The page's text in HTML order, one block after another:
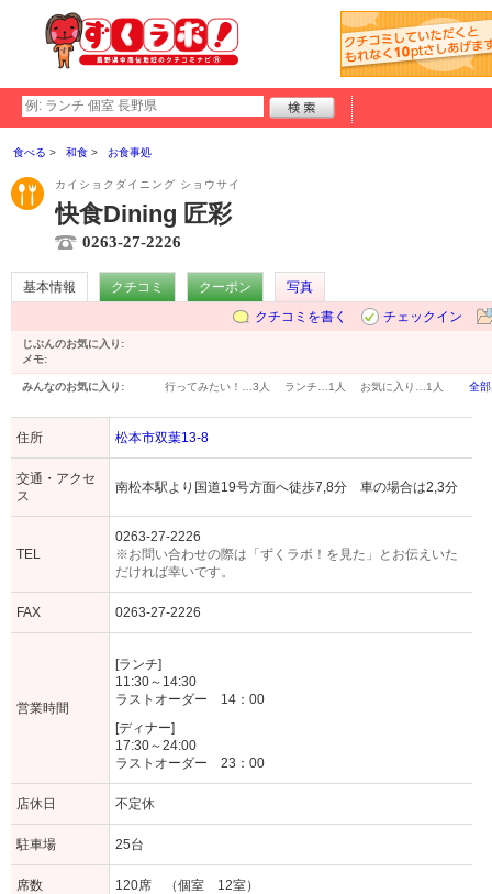
食べる 和食 お食事処
カイショクダイニング ショウサイ
快食Dining 匠彩
0263-27-2226
基本情報 クチコミ クーポン
写真
クチコミを書く
チェックイン
じぶんのお気に入り:
メモ:
みんなのお気に入り: 行ってみたい！… 3人 ランチ… 1人 お気に入り… 1人 全
住所 松本市双葉13-8
交通・アクセ
ス
南松本駅より国道19号方面へ徒歩7,8分 車の場合は2,3分
TEL
0263-27-2226
※お問い合わせの際は「ずくラボ！を見た」とお伝えいた
だければ幸いです。
FAX 0263-27-2226
営業時間
[ランチ]
11:30～14:30
ラストオーダー 14：00
[ディナー]
17:30～24:00
ラストオーダー 23：00
店休日 不定休
駐車場 25台
席数 120席 （個室 12室）